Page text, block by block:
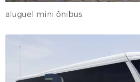
aluguel mini ônibus